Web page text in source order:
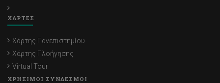
ΧΑΡΤΕΣ
Χάρτης Πανεπιστημίου
Χάρτης Πλοήγησης
Virtual Tour
ΧΡΗΣΙΜΟΙ ΣΥΝΔΕΣΜΟΙ